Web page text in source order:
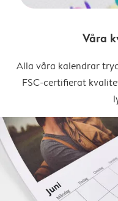
Våra
Alla våra kalendrar
FSC-certifierat